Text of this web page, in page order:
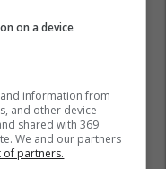
on a device
information from
and other device
shared with 369
We and our partners
of partners.